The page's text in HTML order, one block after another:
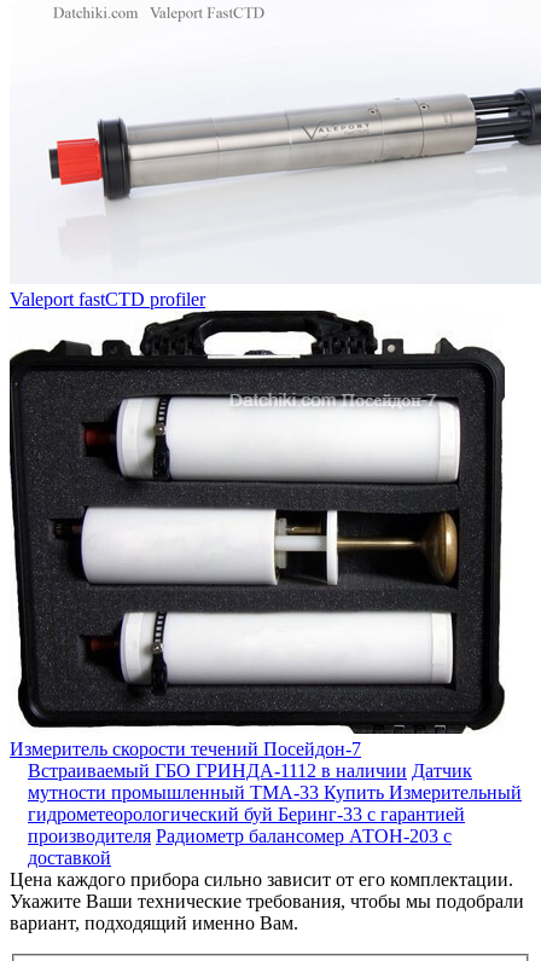
Valeport fastCTD profiler
Измеритель скорости течений Посейдон-7
Встраиваемый ГБО ГРИНДА-1112 в наличии Датчик
мутности промышленный ТМА-33 Купить Измерительный
гидрометеорологический буй Беринг-33 с гарантией
производителя Радиометр балансомер АТОН-203 с
доставкой
Цена каждого прибора сильно зависит от его комплектации.
Укажите Ваши технические требования, чтобы мы подобрали
вариант, подходящий именно Вам.